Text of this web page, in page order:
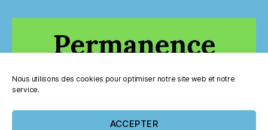
Nous utilisons des cookies pour optimiser notre site web et notre
service.
ACCEPTER